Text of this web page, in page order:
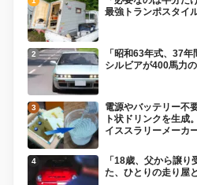
最強トランポスタイ
「昭和63年式、37
シルビアが400馬力
電源やバッテリー不
ト状ドリンクを生成
イススラリーメーカ
「18歳、父から譲
た、ひとりの走り屋